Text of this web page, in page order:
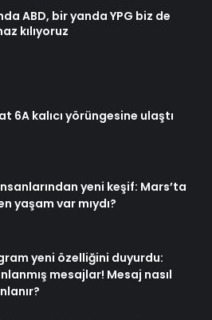
ABD, bir yanda YPG biz de
kılıyoruz
6A kalıcı yörüngesine ulaştı
yeni keşif: Mars’ta
yaşam var mıydı?
yeni özelliğini duyurdu:
mesajlar! Mesaj nasıl